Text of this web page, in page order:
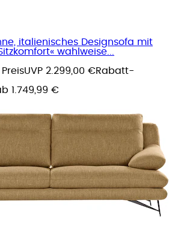
italienisches Designsofa mit
wahlweise...
UVP 2.299,00 €Rabatt-
1.749,99 €